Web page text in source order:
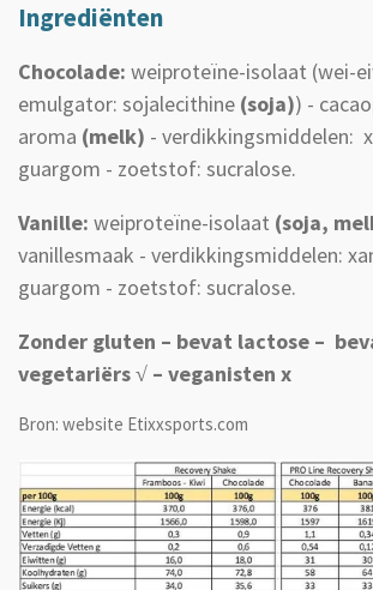
Ingrediënten
Chocolade: weiproteïne-isolaat (wei-
emulgator: sojalecithine (soja)) -
aroma (melk) - verdikkingsmiddelen:
guargom - zoetstof: sucralose.
Vanille: weiproteïne-isolaat (soja,
vanillesmaak - verdikkingsmiddelen:
guargom - zoetstof: sucralose.
Zonder gluten – bevat lactose –
vegetariërs √ – veganisten x
Bron: website Etixxsports.com